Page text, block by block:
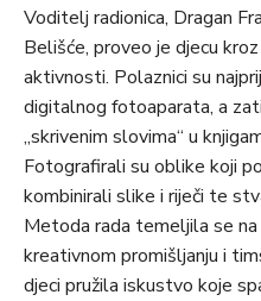
Voditelj radionica, Dragan
Belišće, proveo je djecu
aktivnosti. Polaznici su
digitalnog fotoaparata, a
„skrivenim slovima“ u
Fotografirali su oblike koji
kombinirali slike i riječi te
Metoda rada temeljila se na
kreativnom promišljanju i
djeci pružila iskustvo koje